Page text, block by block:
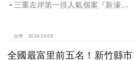
三重左岸第一排人氣個案『新濠漾III
台灣 2024-10-09
全國最富里前五名！新竹縣市